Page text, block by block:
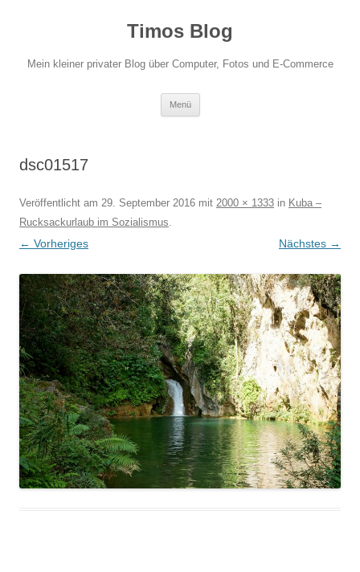
Timos Blog
Mein kleiner privater Blog über Computer, Fotos und E-Commerce
Menü
dsc01517
Veröffentlicht am 29. September 2016 mit 2000 × 1333 in Kuba –
Rucksackurlaub im Sozialismus.
← Vorheriges Nächstes →